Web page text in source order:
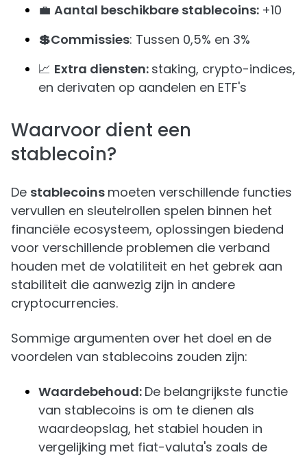
💼 Aantal beschikbare stablecoins: +10
💲Commissies: Tussen 0,5% en 3%
📈 Extra diensten: staking, crypto-indices,
en derivaten op aandelen en ETF's
Waarvoor dient een
stablecoin?
De stablecoins moeten verschillende functies
vervullen en sleutelrollen spelen binnen het
financiële ecosysteem, oplossingen biedend
voor verschillende problemen die verband
houden met de volatiliteit en het gebrek aan
stabiliteit die aanwezig zijn in andere
cryptocurrencies.
Sommige argumenten over het doel en de
voordelen van stablecoins zouden zijn:
Waardebehoud: De belangrijkste functie
van stablecoins is om te dienen als
waardeopslag, het stabiel houden in
vergelijking met fiat-valuta's zoals de